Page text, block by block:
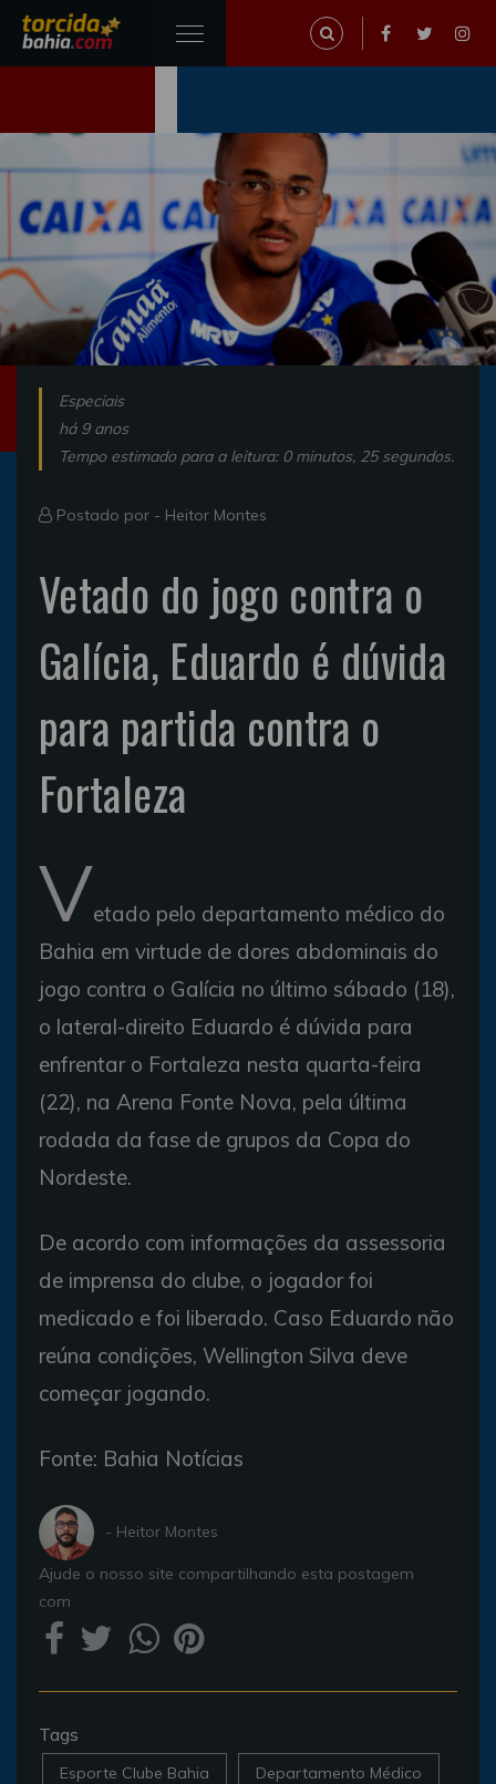
Especiais
há 9 anos
Tempo estimado para a leitura: 0 minutos, 25 segundos.
Postado por - Heitor Montes
Vetado do jogo contra o
Galícia, Eduardo é dúvida
para partida contra o
Fortaleza
Vetado pelo departamento médico do
Bahia em virtude de dores abdominais do
jogo contra o Galícia no último sábado (18),
o lateral-direito Eduardo é dúvida para
enfrentar o Fortaleza nesta quarta-feira
(22), na Arena Fonte Nova, pela última
rodada da fase de grupos da Copa do
Nordeste.
De acordo com informações da assessoria
de imprensa do clube, o jogador foi
medicado e foi liberado. Caso Eduardo não
reúna condições, Wellington Silva deve
começar jogando.
Fonte: Bahia Notícias
- Heitor Montes
Ajude o nosso site compartilhando esta postagem
com
Tags
Esporte Clube Bahia Departamento Médico